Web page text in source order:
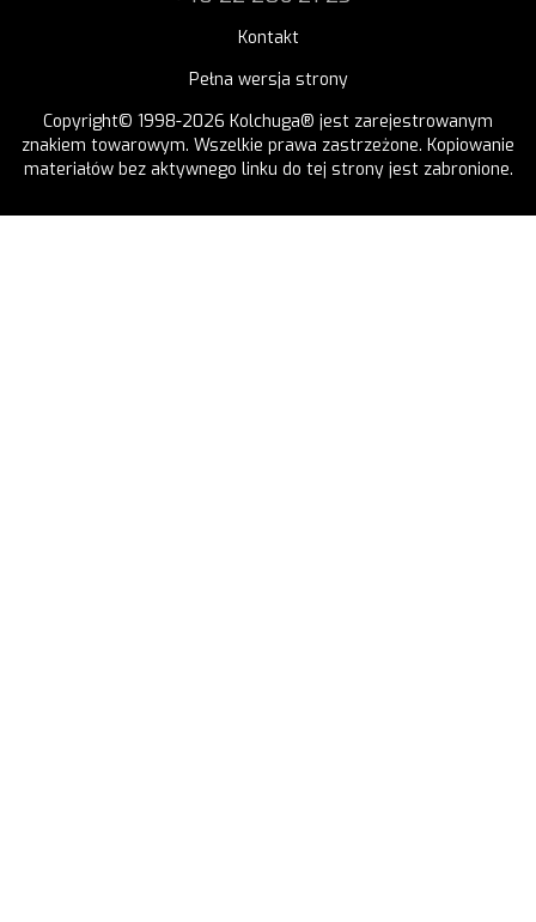
Kontakt
Pełna wersja strony
Copyright© 1998-2026 Kolchuga® jest zarejestrowanym
znakiem towarowym. Wszelkie prawa zastrzeżone. Kopiowanie
materiałów bez aktywnego linku do tej strony jest zabronione.